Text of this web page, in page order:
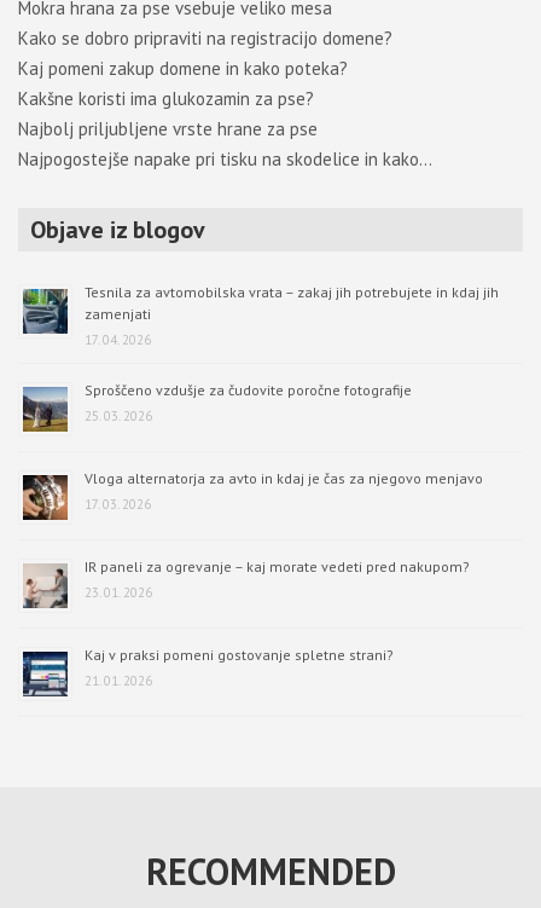
Mokra hrana za pse vsebuje veliko mesa
Kako se dobro pripraviti na registracijo domene?
Kaj pomeni zakup domene in kako poteka?
Kakšne koristi ima glukozamin za pse?
Najbolj priljubljene vrste hrane za pse
Najpogostejše napake pri tisku na skodelice in kako…
Objave iz blogov
Tesnila za avtomobilska vrata – zakaj jih potrebujete in kdaj jih
zamenjati
17. 04. 2026
Sproščeno vzdušje za čudovite poročne fotografije
25. 03. 2026
Vloga alternatorja za avto in kdaj je čas za njegovo menjavo
17. 03. 2026
IR paneli za ogrevanje – kaj morate vedeti pred nakupom?
23. 01. 2026
Kaj v praksi pomeni gostovanje spletne strani?
21. 01. 2026
RECOMMENDED